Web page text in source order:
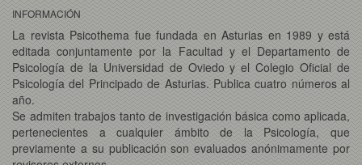
INFORMACIÓN
La revista Psicothema fue fundada en Asturias en 1989 y está
editada conjuntamente por la Facultad y el Departamento de
Psicología de la Universidad de Oviedo y el Colegio Oficial de
Psicología del Principado de Asturias. Publica cuatro números al
año.
Se admiten trabajos tanto de investigación básica como aplicada,
pertenecientes a cualquier ámbito de la Psicología, que
previamente a su publicación son evaluados anónimamente por